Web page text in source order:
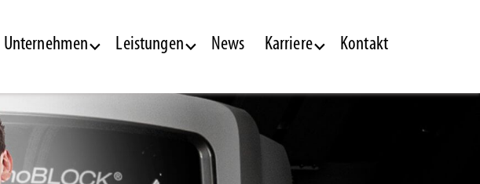
Unternehmen Leistungen News Karriere Kontakt